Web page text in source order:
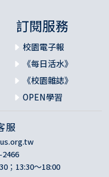
訂閱服務
校園電子報
《每日活水》
《校園雜誌》
OPEN學習
服
；13:30～18:00